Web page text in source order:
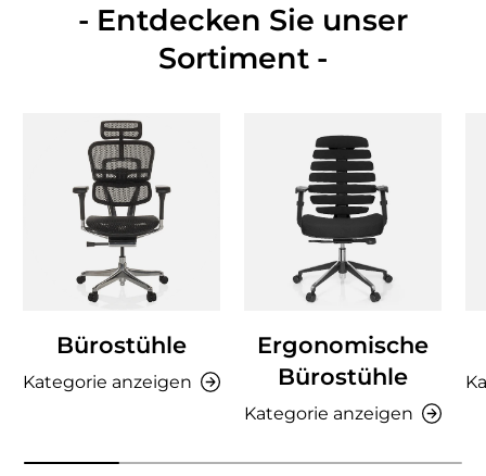
- Entdecken Sie unser
Sortiment -
Bürostühle
Kategorie anzeigen
Ergonomische
Bürostühle
Kategorie anzeigen